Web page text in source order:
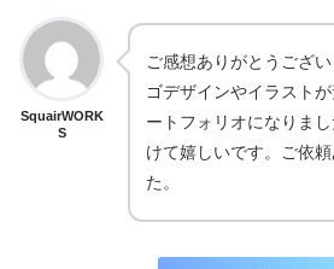
SquairWORK
S
ご感想ありがとうござ
ゴデザインやイラスト
ートフォリオになりま
けて嬉しいです。ご依
た。